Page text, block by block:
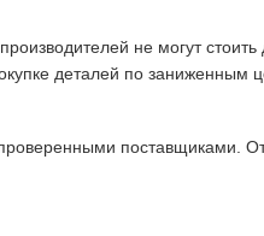
не могут
деталей по заниженным
поставщиками.